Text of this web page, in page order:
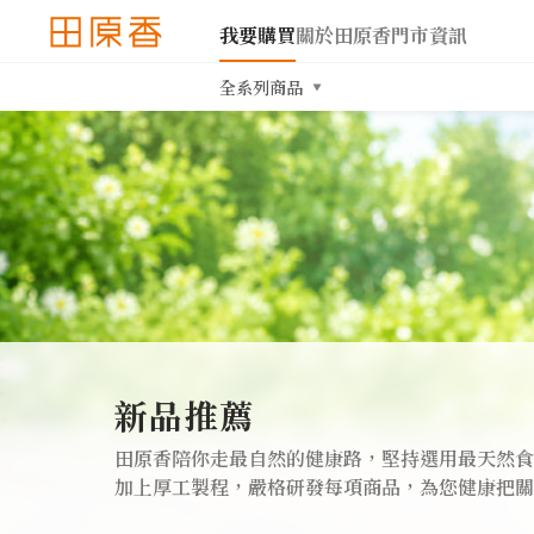
我要購買關於田原香門市資訊
全系列商品
新品推薦
田原香陪你走最自然的健康路，堅持選用最天然
加上厚工製程，嚴格研發每項商品，為您健康把